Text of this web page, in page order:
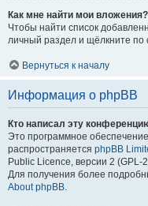
Как мне найти мои вложения?
Чтобы найти список
личный раздел и щёлкните по
Вернуться к началу
Информация о phpBB
Кто написал эту
Это программное
распространяется phpBB
Public Licence, версии 2 (GPL-
Для получения более
About phpBB.